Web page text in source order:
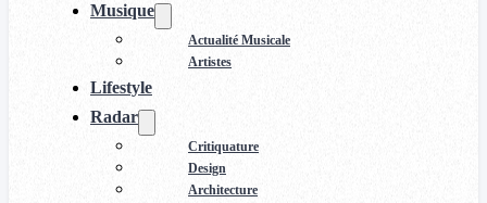
Musique
Actualité Musicale
Artistes
Lifestyle
Radar
Critiquature
Design
Architecture